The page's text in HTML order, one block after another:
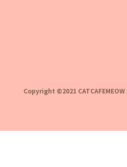
Copyright ©2021